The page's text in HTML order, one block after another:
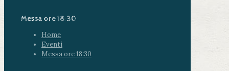
Messa ore 18:30
Home
Eventi
Messa ore 18:30